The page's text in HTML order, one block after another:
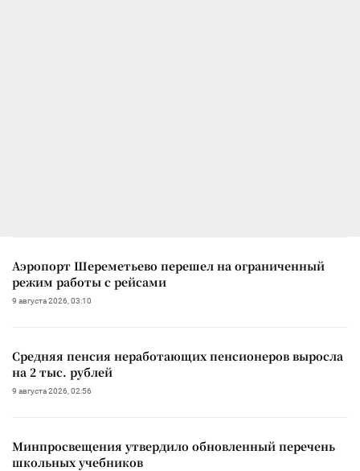
Аэропорт Шереметьево перешел на ограниченный
режим работы с рейсами
9 августа 2026, 03:10
Средняя пенсия неработающих пенсионеров выросла
на 2 тыс. рублей
9 августа 2026, 02:56
Минпросвещения утвердило обновленный перечень
школьных учебников